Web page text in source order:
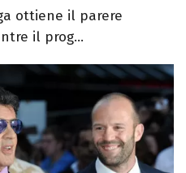
ottiene il parere
il prog...